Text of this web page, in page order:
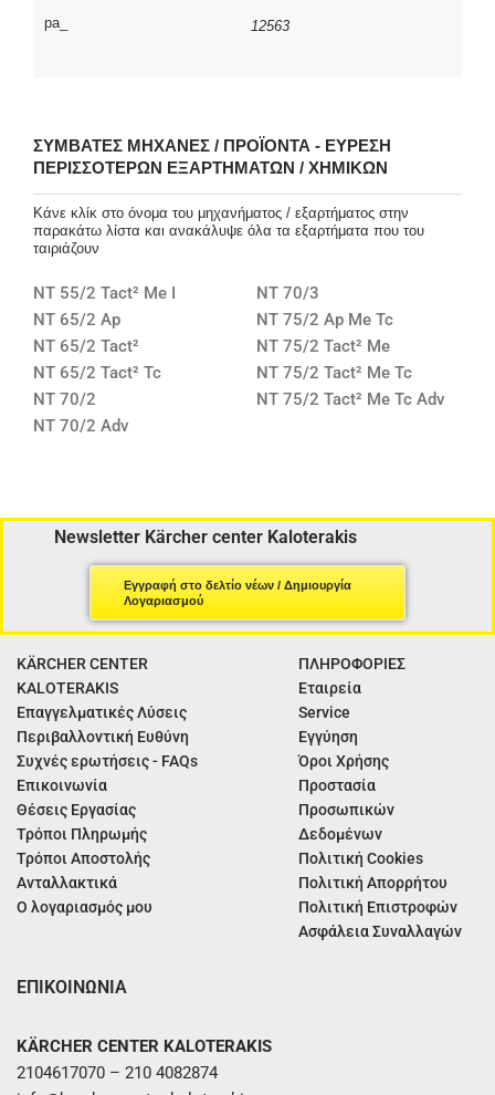
pa_ 12563
ΣΥΜΒΑΤΈΣ ΜΗΧΑΝΈΣ / ΠΡΟΪΌΝΤΑ - ΕΎΡΕΣΗ
ΠΕΡΙΣΣΌΤΕΡΩΝ ΕΞΑΡΤΗΜΆΤΩΝ / ΧΗΜΙΚΏΝ
Κάνε κλίκ στο όνομα του μηχανήματος / εξαρτήματος στην
παρακάτω λίστα και ανακάλυψε όλα τα εξαρτήματα που του
ταιριάζουν
NT 55/2 Tact² Me I
NT 65/2 Ap
NT 65/2 Tact²
NT 65/2 Tact² Tc
NT 70/2
NT 70/2 Adv
NT 70/3
NT 75/2 Ap Me Tc
NT 75/2 Tact² Me
NT 75/2 Tact² Me Tc
NT 75/2 Tact² Me Tc Adv
Newsletter Kärcher center Kaloterakis
Εγγραφή στο δελτίο νέων / Δημιουργία
Λογαριασμού
KÄRCHER CENTER
KALOTERAKIS
Επαγγελματικές Λύσεις
Περιβαλλοντική Ευθύνη
Συχνές ερωτήσεις - FAQs
Επικοινωνία
Θέσεις Εργασίας
Τρόποι Πληρωμής
Τρόποι Αποστολής
Ανταλλακτικά
Ο λογαριασμός μου
ΠΛΗΡΟΦΟΡΙΕΣ
Εταιρεία
Service
Εγγύηση
Όροι Χρήσης
Προστασία
Προσωπικών
Δεδομένων
Πολιτική Cookies
Πολιτική Απορρήτου
Πολιτική Επιστροφών
Ασφάλεια Συναλλαγών
ΕΠΙΚΟΙΝΩΝΙΑ
KÄRCHER CENTER KALOTERAKIS
2104617070 – 210 4082874